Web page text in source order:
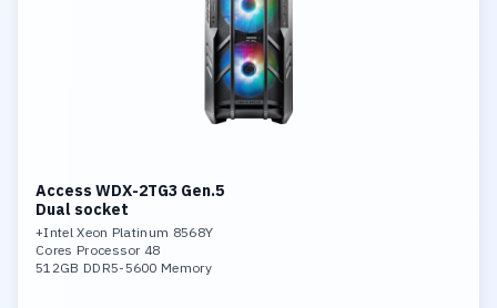
Access WDX-2TG3 Gen.5
Dual socket
Intel Xeon Platinum 8568Y+
48 Cores Processor
512GB DDR5-5600 Memory